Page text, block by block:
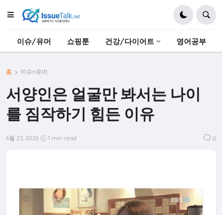
이슈/유머 쇼핑툰 건강/다이어트 영어공부
홈 이슈n유머
서양인은 얼굴만 봐서는 나이
를 짐작하기 힘든 이유
6월 23, 2026 1 min read 0